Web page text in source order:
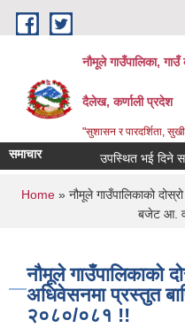
Skip to main content
नौमूले गाउँपालिका, गाउँ
दैलेख, कर्णाली प्रदेश
"सुशासन र पारदर्शिता, सुखी
समाचार उपस्थित भई दिने
You are here
Home» नौमूले गाउँपालिकाको
बजेट आ.
नौमूले गाउँपालिकाको
अधिवेसनमा प्रस्तुत
२०८०/०८१ !!